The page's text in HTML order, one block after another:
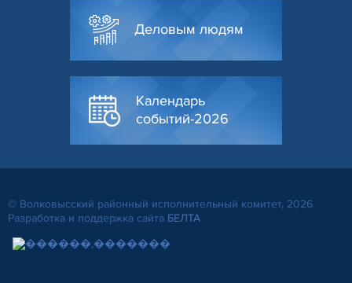
Деловым людям
Календарь
событий-2026
© Волковысский районный исполнительный комитет, 2026
Разработка и поддержка сайта БЕЛТА